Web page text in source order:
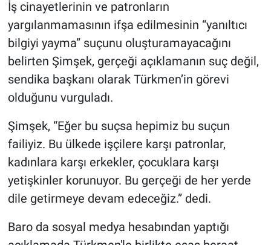
İş cinayetlerinin ve patronların
yargılanmamasının ifşa edilmesinin “yanıltıcı
bilgiyi yayma” suçunu oluşturamayacağını
belirten Şimşek, gerçeği açıklamanın suç değil,
sendika başkanı olarak Türkmen’in görevi
olduğunu vurguladı.
Şimşek, “Eğer bu suçsa hepimiz bu suçun
failiyiz. Bu ülkede işçilere karşı patronlar,
kadınlara karşı erkekler, çocuklara karşı
yetişkinler korunuyor. Bu gerçeği de her yerde
dile getirmeye devam edeceğiz.” dedi.
Baro da sosyal medya hesabından yaptığı